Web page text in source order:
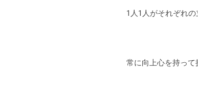
1人1人がそれぞれ
常に向上心を持っ